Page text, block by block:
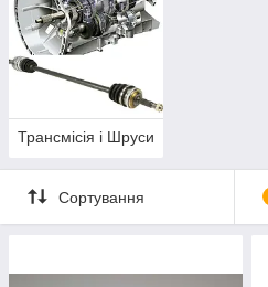
Трансмісія і Шруси
Сортування